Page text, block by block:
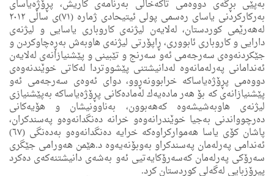
به‌پێی بڕگه‌ی دووه‌مى تاكه‌خاڵی به‌رنامه‌ی كاریش، پڕۆژەیاسای
بەرکارکردنی یاسای رەسمی پولی ئیتیحادى ژمارە (٧١)ی ساڵی ٢٠١٢
لەهەرێمی کوردستان، له‌لایه‌ن لیژنه‌ی كاروبارى یاسایی و لیژنه‌ی
دارایی و كاروبارى ئابوورى، ڕاپۆرتی لیژنه‌ی هاوبه‌ش به‌ڕه‌چاوكردن و
جێكردنه‌وه‌ى سه‌رجه‌می ئه‌و سه‌رنج و تێبینی و پێشنیازانه‌ی له‌لایه‌ن
ئه‌ندامانى په‌رله‌مانه‌وه‌ له‌دانیشتنی پێشووتردا له‌كاتی خوێندنه‌وه‌ى
دووه‌می پڕۆژە‌یاساكه‌ خرابوونه‌ڕوو، دوای ئه‌وه‌ى‌ سه‌رجه‌مى ئه‌و
پێشنیازانه‌ى كه‌ بۆ هه‌ر ماده‌یه‌ك له‌ماده‌كانی پڕۆژەیاساكه‌ به‌پێشنیازى
لیژنه‌ی هاوبه‌شیشه‌وه‌ كه‌هه‌بوون، به‌ناوونیشان و هۆیه‌‌كانی
ده‌رچوواندنی به‌جیا خوێندرانه‌وه‌و خرانه‌ ده‌نگدانه‌وه‌و په‌سندكران،
پاشان كۆی یاسا هه‌مواركراوه‌كه‌ خرایه‌ ده‌نگدانه‌وه‌و به‌ده‌نگی (٦٧)
ئه‌ندامی په‌رله‌مان په‌سندكراو به‌وبۆنه‌یه‌وه‌ د.هێمن هه‌ورامی جێگرى
سه‌رۆكی په‌رله‌مان كه‌سه‌رۆكایه‌تیی ئه‌و به‌شه‌ی دانیشتنه‌كه‌ی ده‌كرد
پیرۆزبایی له‌گه‌لی كوردستان كرد.